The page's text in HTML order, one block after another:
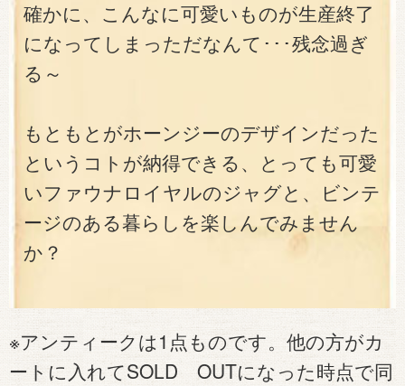
確かに、こんなに可愛いものが生産終了
になってしまっただなんて･･･残念過ぎ
る～
もともとがホーンジーのデザインだった
というコトが納得できる、とっても可愛
いファウナロイヤルのジャグと、ビンテ
ージのある暮らしを楽しんでみません
か？
※アンティークは1点ものです。他の方がカ
ートに入れてSOLD OUTになった時点で同